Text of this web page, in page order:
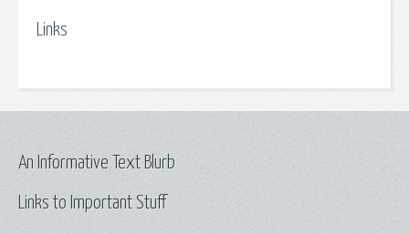
Links
Links to Important Stuff
An Informative Text Blurb